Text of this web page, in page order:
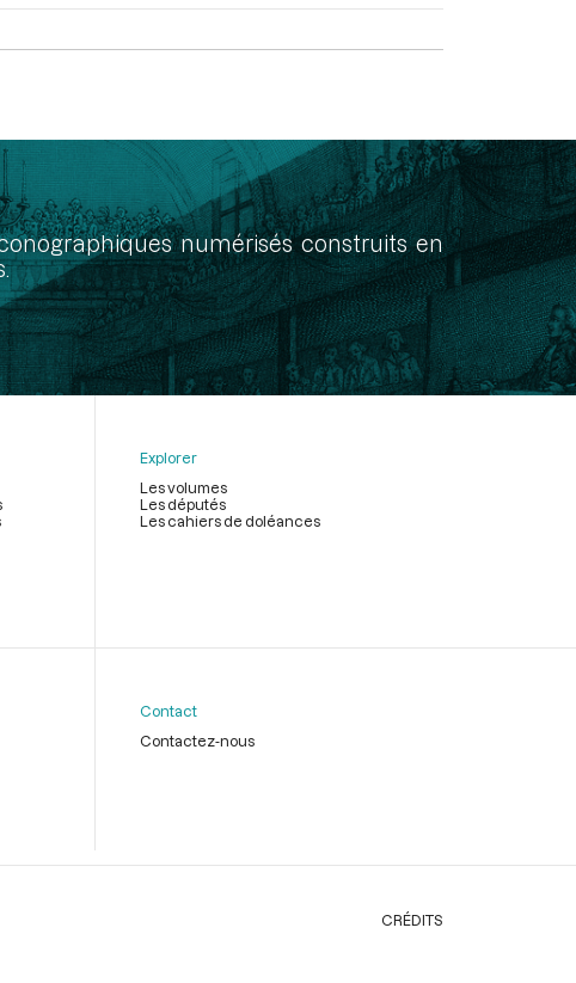
numérisés construits en
Explorer
Les volumes
Les députés
Les cahiers de doléances
Contact
Contactez-nous
CRÉDITS